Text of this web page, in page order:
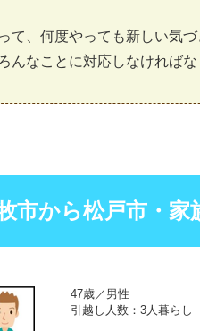
て、何度やっても新しい気
んなことに対応しなければな
市から松戸市・
47歳／男性
引越し人数：3人暮らし